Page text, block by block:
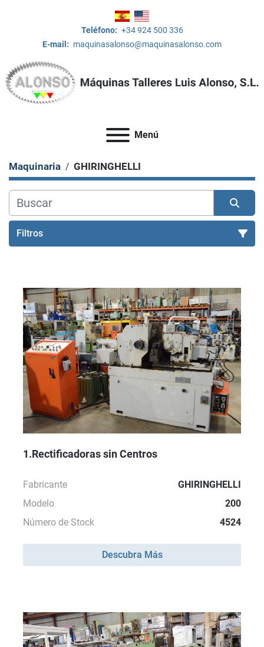
Teléfono: +34 924 500 336
E-mail: maquinasalonso@maquinasalonso.com
Menú
Maquinaria GHIRINGHELLI
Filtros
Ordenar por
1.Rectificadoras sin Centros
Fabricante
GHIRINGHELLI
Modelo
200
Número de Stock
4524
Descubra Más